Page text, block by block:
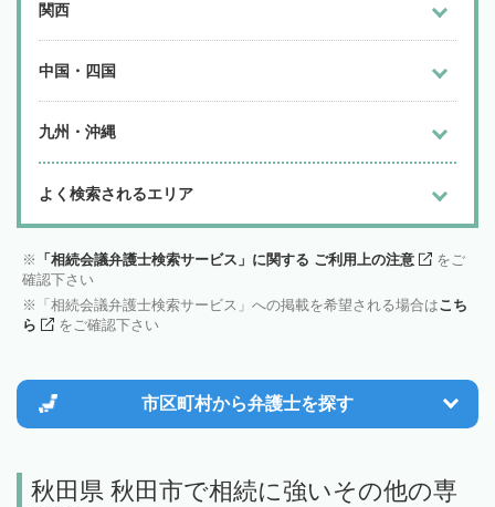
関西
中国・四国
九州・沖縄
よく検索されるエリア
「相続会議弁護士検索サービス」に関する ご利用上の注意
をご
確認下さい
「相続会議弁護士検索サービス」への掲載を希望される場合はこち
ら
をご確認下さい
市区町村から弁護士を探す
秋田県 秋田市で相続に強いその他の専